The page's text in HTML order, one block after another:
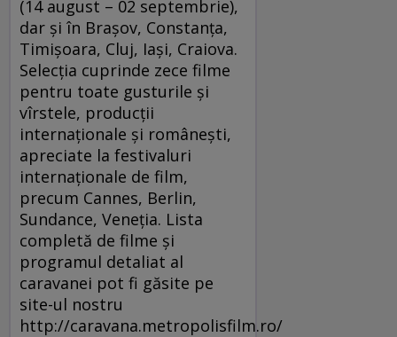
(14 august – 02 septembrie),
dar şi în Braşov, Constanţa,
Timişoara, Cluj, Iaşi, Craiova.
Selecţia cuprinde zece filme
pentru toate gusturile şi
vîrstele, producţii
internaţionale şi româneşti,
apreciate la festivaluri
internaţionale de film,
precum Cannes, Berlin,
Sundance, Veneţia. Lista
completă de filme şi
programul detaliat al
caravanei pot fi găsite pe
site-ul nostru
http://caravana.metropolisfilm.ro/